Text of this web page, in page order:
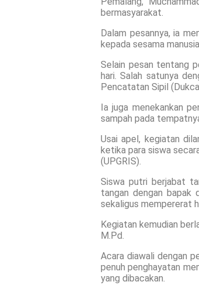
bermasyarakat.
Dalam pesannya, ia
kepada sesama
Selain pesan tentang
hari. Salah satunya
Pencatatan Sipil
Ia juga menekankan
sampah pada
Usai apel, kegiatan
ketika para siswa
(UPGRIS).
Siswa putri berjabat
tangan dengan bapak
sekaligus mempererat
Kegiatan kemudian
M.Pd.
Acara diawali dengan
penuh penghayatan
yang dibacakan.